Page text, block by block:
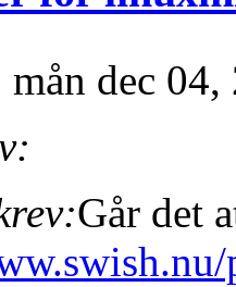
mån dec
Går det